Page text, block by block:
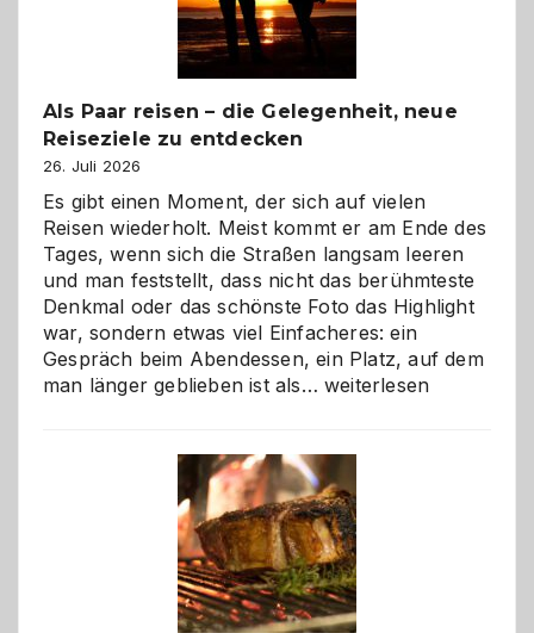
Als Paar reisen – die Gelegenheit, neue
Reiseziele zu entdecken
26. Juli 2026
Es gibt einen Moment, der sich auf vielen
Reisen wiederholt. Meist kommt er am Ende des
Tages, wenn sich die Straßen langsam leeren
und man feststellt, dass nicht das berühmteste
Denkmal oder das schönste Foto das Highlight
war, sondern etwas viel Einfacheres: ein
Gespräch beim Abendessen, ein Platz, auf dem
man länger geblieben ist als… Als
–
die
Gelegenheit,
neue
Reiseziele
zu
entdecken
weiterlesen